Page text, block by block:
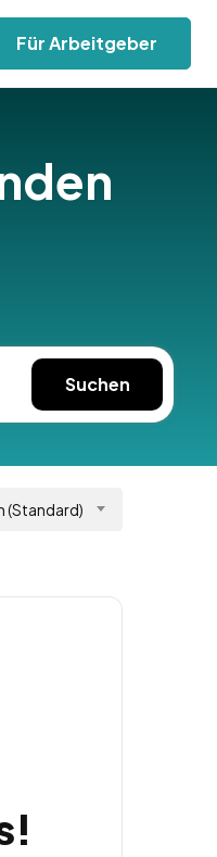
Für Arbeitgeber
Suchen
(Standard)